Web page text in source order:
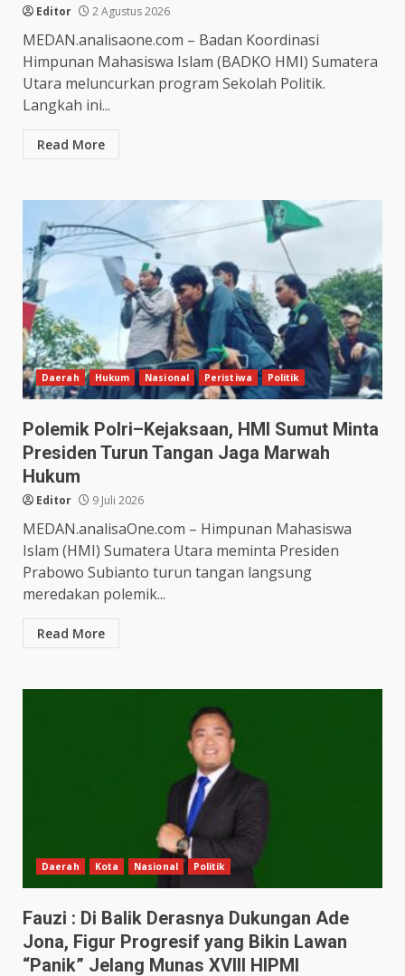
Editor 2 Agustus 2026
MEDAN.analisaone.com – Badan Koordinasi
Himpunan Mahasiswa Islam (BADKO HMI) Sumatera
Utara meluncurkan program Sekolah Politik.
Langkah ini...
Read More
Daerah Hukum Nasional Peristiwa Politik
Polemik Polri–Kejaksaan, HMI Sumut Minta
Presiden Turun Tangan Jaga Marwah
Hukum
Editor 9 Juli 2026
MEDAN.analisaOne.com – Himpunan Mahasiswa
Islam (HMI) Sumatera Utara meminta Presiden
Prabowo Subianto turun tangan langsung
meredakan polemik...
Read More
Daerah Kota Nasional Politik
Fauzi : Di Balik Derasnya Dukungan Ade
Jona, Figur Progresif yang Bikin Lawan
“Panik” Jelang Munas XVIII HIPMI